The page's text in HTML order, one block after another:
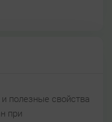
полезные свойства
при